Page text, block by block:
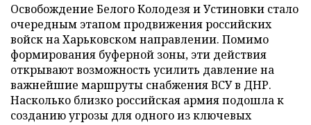
Освобождение Белого Колодезя и Устиновки стало
очередным этапом продвижения российских
войск на Харьковском направлении. Помимо
формирования буферной зоны, эти действия
открывают возможность усилить давление на
важнейшие маршруты снабжения ВСУ в ДНР.
Насколько близко российская армия подошла к
созданию угрозы для одного из ключевых